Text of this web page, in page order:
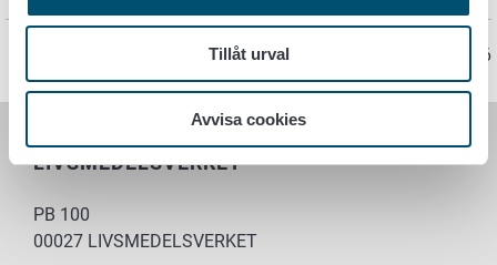
Tillåt urval
Avvisa cookies
Sidan har senast uppdaterats 2.3.2026
LIVSMEDELSVERKET
PB 100
00027 LIVSMEDELSVERKET